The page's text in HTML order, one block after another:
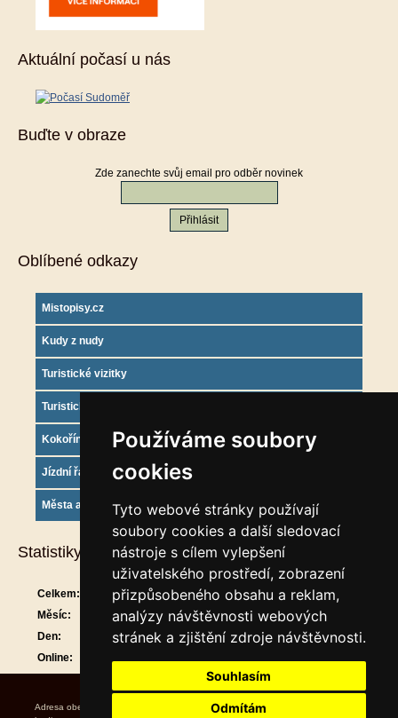
Používáme soubory
cookies
Tyto webové stránky používají
soubory cookies a další sledovací
nástroje s cílem vylepšení
uživatelského prostředí, zobrazení
přizpůsobeného obsahu a reklam,
analýzy návštěvnosti webových
stránek a zjištění zdroje návštěvnosti.
Souhlasím
Odmítám
Aktuální počasí u nás
Buďte v obraze
Zde zanechte svůj email pro odběr novinek
Oblíbené odkazy
Mistopisy.cz
Kudy z nudy
Turistické vizitky
Turistický deník
Kokořínsko info
Jízdní řády
Města a obce
Statistiky
Online:
Celkem:
912342
Měsíc:
30365
Den:
Adresa obecního úřadu Úřední